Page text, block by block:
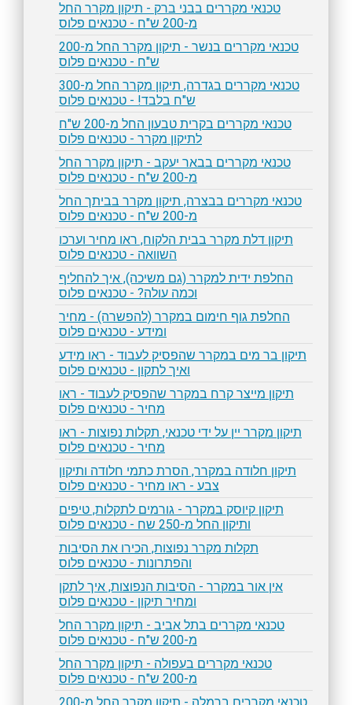
טכנאי מקררים בבני ברק - תיקון מקרר החל
מ-200 ש"ח - טכנאים פלוס
טכנאי מקררים בנשר - תיקון מקרר החל מ-200
ש"ח - טכנאים פלוס
טכנאי מקררים בגדרה, תיקון מקרר החל מ-300
ש"ח בלבד! - טכנאים פלוס
טכנאי מקררים בקרית טבעון החל מ-200 ש"ח
לתיקון מקרר - טכנאים פלוס
טכנאי מקררים בבאר יעקב - תיקון מקרר החל
מ-200 ש"ח - טכנאים פלוס
טכנאי מקררים בבצרה, תיקון מקרר בביתך החל
מ-200 ש"ח - טכנאים פלוס
תיקון דלת מקרר בבית הלקוח, ראו מחיר וערכו
השוואה - טכנאים פלוס
החלפת ידית למקרר (גם משיכה), איך להחליף
וכמה עולה? - טכנאים פלוס
החלפת גוף חימום במקרר (להפשרה) - מחיר
ומידע - טכנאים פלוס
תיקון בר מים במקרר שהפסיק לעבוד - ראו מידע
ואיך לתקון - טכנאים פלוס
תיקון מייצר קרח במקרר שהפסיק לעבוד - ראו
מחיר - טכנאים פלוס
תיקון מקרר יין על ידי טכנאי, תקלות נפוצות - ראו
מחיר - טכנאים פלוס
תיקון חלודה במקרר, הסרת כתמי חלודה ותיקון
צבע - ראו מחיר - טכנאים פלוס
תיקון קיוסק במקרר - גורמים לתקלות, טיפים
ותיקון החל מ-250 שח - טכנאים פלוס
תקלות מקרר נפוצות, הכירו את הסיבות
והפתרונות - טכנאים פלוס
אין אור במקרר - הסיבות הנפוצות, איך לתקן
ומחיר תיקון - טכנאים פלוס
טכנאי מקררים בתל אביב - תיקון מקרר החל
מ-200 ש"ח - טכנאים פלוס
טכנאי מקררים בעפולה - תיקון מקרר החל
מ-200 ש"ח - טכנאים פלוס